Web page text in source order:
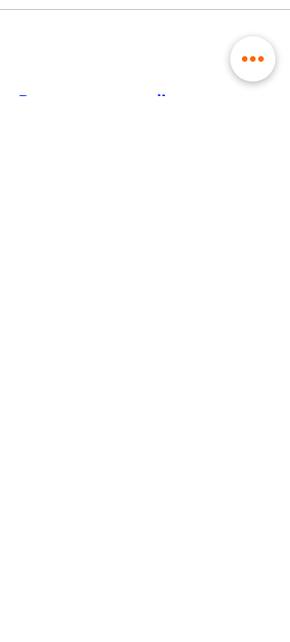
Partager cet atelier